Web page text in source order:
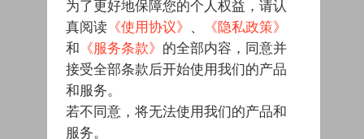
为了更好地保障您的个人权益，请认
真阅读 《使用协议》 、
《隐私政策》
和 《服务条款》 的全部内容，同意并
接受全部条款后开始使用我们的产品
和服务。
若不同意，将无法使用我们的产品和
服务。